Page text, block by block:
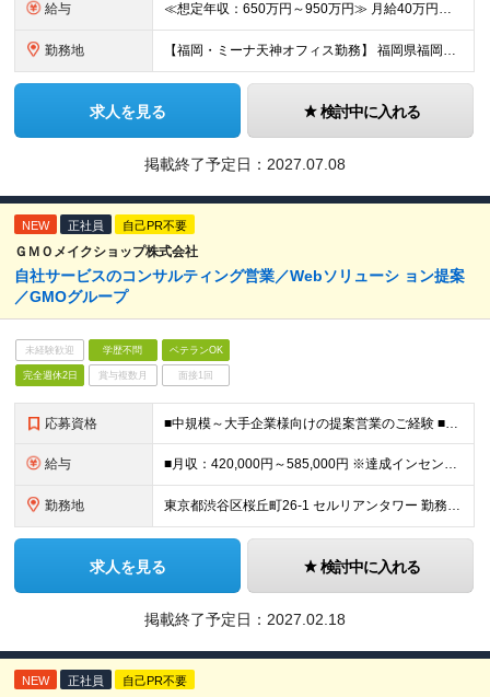
給与 ≪想定年収：650万円～950万円≫ 月給40万円～58万円 ※賞与：年3.5ヶ月（会社業績・個人評価によって変動） ※入社後1年経過したタイミングでインセンティブ給へ移行致します。 ※入社時の月給額
勤務地 【福岡・ミーナ天神オフィス勤務】 福岡県福岡市中央区天神4-3-8 The Company ミーナ天神8階 （変更の範囲）上記を除く当社関連勤務地
求人を見る 検討中に入れる
掲載終了予定日： 2027.07.08
NEW 正社員 自己PR不要
ＧＭＯメイクショップ株式会社
自社サービスのコンサルティング営業／Webソリューシ ョン提案
／GMOグループ
未経験歓迎 学歴不問 ベテランOK
完全週休2日 賞与複数月 面接1回
応募資格 ■中規模～大手企業様向けの提案営業のご経験 ■提案書作成のご経験 ■AI（ChatGPT等）を実務で活用し、業務プロセスの効率化や新たな付加価値創出を実現した経験を有する方 ＜求める人物像＞ ・営業
給与 ■月収：420,000円～585,000円 ※達成インセンティブあり ※固定残業代30時間相当分（80,000円～）を含む ※超過分別途支給。 ※試用期間3ヶ月（労働条件に変更なし） ※スキル・経験・
勤務地 東京都渋谷区桜丘町26-1 セルリアンタワー 勤務地の変更範囲：会社の定める事業所
求人を見る 検討中に入れる
掲載終了予定日： 2027.02.18
NEW 正社員 自己PR不要